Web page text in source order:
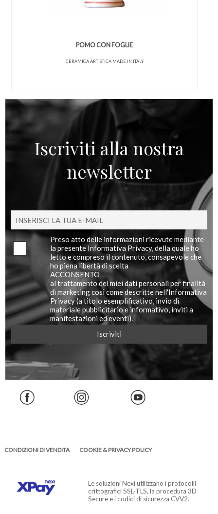
POMO CON FOGLIE
CERAMICA ARTISTICA MADE IN ITALY
Iscriviti alla nostra
newsletter
Preso atto delle informazioni ricevute mediante
la presente Informativa Privacy, della quale ho
letto e compreso il contenuto, consapevole che
ho piena libertà di scelta
ACCONSENTO
al trattamento dei miei dati personali per finalità
di marketing così come descritte nell'Informativa
Privacy (a titolo esemplificativo, invio di
materiale pubblicitario e informativo, inviti a
manifestazioni ed eventi).
CONDIZIONI DI VENDITA COOKIE & PRIVACY POLICY
Le soluzioni Nexi utilizzano i protocolli
crittografici SSL-TLS, la procedura 3D
Secure e i codici di sicurezza CVV2.